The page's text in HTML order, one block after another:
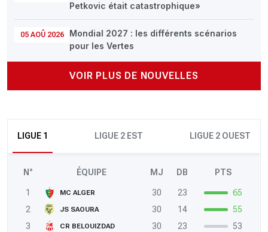
Petkovic était catastrophique»
05 AOÛ 2026
Mondial 2027 : les différents scénarios
pour les Vertes
VOIR PLUS DE NOUVELLES
LIGUE 1 LIGUE 2 EST LIGUE 2 OUEST
N° ÉQUIPE MJ DB PTS
1 MC ALGER 30 23
65
2
JS SAOURA 30 14
55
3
CR BELOUIZDAD 30 23
53